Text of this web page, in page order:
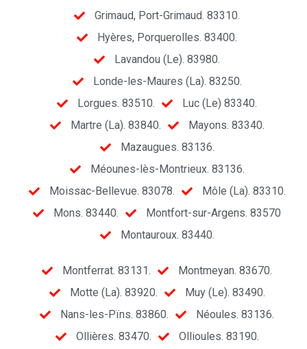
Grimaud, Port-Grimaud. 83310.
Hyères, Porquerolles. 83400.
Lavandou (Le). 83980.
Londe-les-Maures (La). 83250.
Lorgues. 83510.
Luc (Le) 83340.
Martre (La). 83840.
Mayons. 83340.
Mazaugues. 83136.
Méounes-lès-Montrieux. 83136.
Moissac-Bellevue. 83078.
Môle (La). 83310.
Mons. 83440.
Montfort-sur-Argens. 83570
Montauroux. 83440.
Montferrat. 83131.
Montmeyan. 83670.
Motte (La). 83920.
Muy (Le). 83490.
Nans-les-Pïns. 83860.
Néoules. 83136.
Ollières. 83470.
Ollioules. 83190.